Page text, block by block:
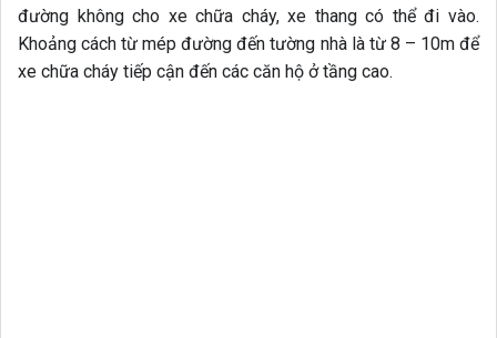
đường không cho xe chữa cháy, xe thang có thể đi vào.
Khoảng cách từ mép đường đến tường nhà là từ 8 – 10m để
xe chữa cháy tiếp cận đến các căn hộ ở tầng cao.